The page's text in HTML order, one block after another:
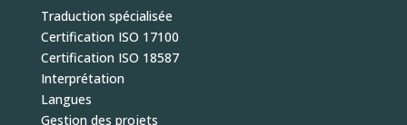
Traduction spécialisée
Certification ISO 17100
Certification ISO 18587
Interprétation
Langues
Gestion des projets